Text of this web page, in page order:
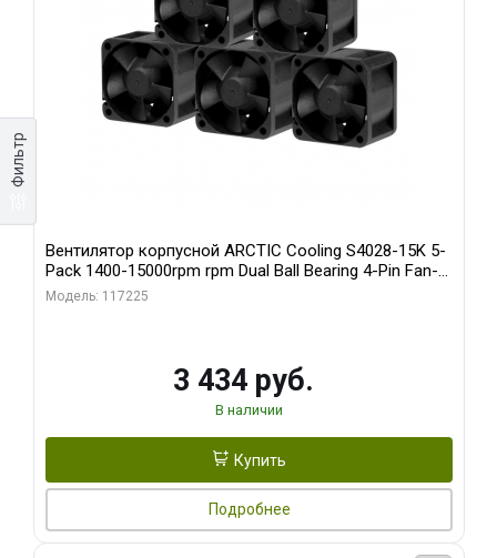
Фильтр
Вентилятор корпусной ARCTIC Cooling S4028-15K 5-
Pack 1400-15000rpm rpm Dual Ball Bearing 4-Pin Fan-
Connector (ACFAN00274A)
Модель: 117225
3 434 руб.
В наличии
Купить
Подробнее